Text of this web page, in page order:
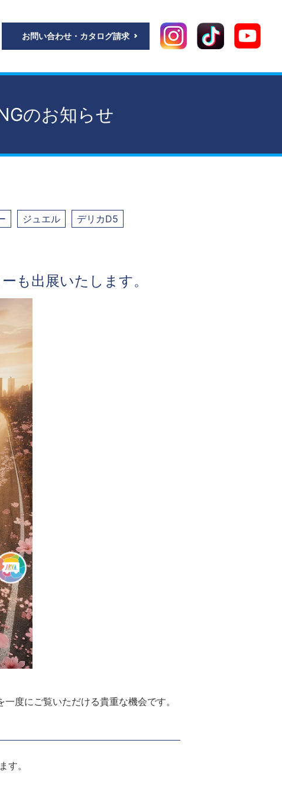
お問い合わせ・カタログ請求
のお知らせ
ジュエル デリカD5
も出展いたします。
度にご覧いただける貴重な機会です。
す。